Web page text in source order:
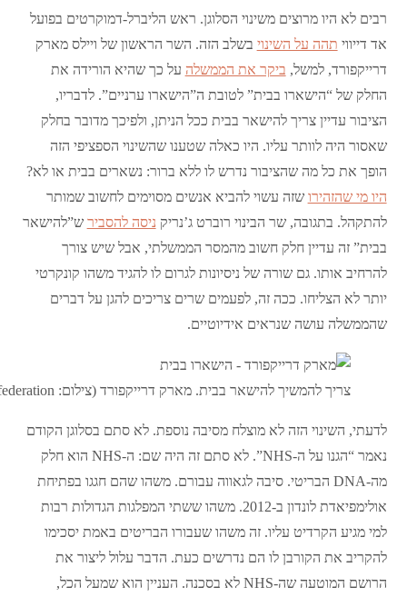
רבים לא היו מרוצים משינוי הסלוגן. ראש הליברל-דמוקרטים בפועל
אד דייווי תהה על השינוי בשלב הזה. השר הראשון של ויילס מארק
דרייקפורד, למשל, ביקר את הממשלה על כך שהיא הורידה את
החלק של “הישארו בבית” לטובת ה”הישארו ערניים”. לדבריו,
הציבור עדיין צריך להישאר בבית ככל הניתן, ולפיכך מדובר בחלק
שאסור היה לוותר עליו. היו כאלה שטענו שהשינוי הספציפי הזה
הופך את כל מה שהציבור נדרש לו ללא ברור: נשארים בבית או לא?
היו מי שהזהירו שזה עשוי להביא אנשים מסוימים לחשוב שמותר
להתקהל. בתגובה, שר הבינוי רוברט ג’נריק ניסה להסביר ש”להישאר
בבית” זה עדיין חלק חשוב מהמסר הממשלתי, אבל שיש צורך
להרחיב אותו. גם שורה של ניסיונות לגרום לו להגיד משהו קונקרטי
יותר לא הצליחו. ככה זה, לפעמים שרים צריכים להגן על דברים
שהממשלה עושה שנראים אידיוטיים.
צריך להמשיך להישאר בבית. מארק דרייקפורד (צילום: NHS Confederation)
לדעתי, השינוי הזה לא מוצלח מסיבה נוספת. לא סתם בסלוגן הקודם
נאמר “הגנו על ה-NHS”. לא סתם זה היה שם: ה-NHS הוא חלק
מה-DNA הבריטי. סיבה לגאווה עבורם. משהו שהם חגגו בפתיחת
אולימפיאדת לונדון ב-2012. משהו ששתי המפלגות הגדולות רבות
למי מגיע הקרדיט עליו. זה משהו שעבורו הבריטים באמת יסכימו
להקריב את הקורבן לו הם נדרשים כעת. הדבר עלול ליצור את
הרושם המוטעה שה-NHS לא בסכנה. העניין הוא שמעל הכל,